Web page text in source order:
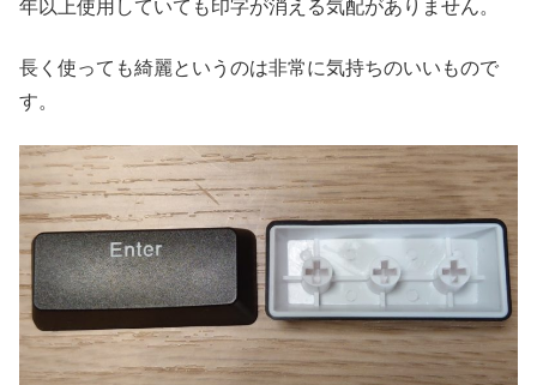
年以上使用していても印字が消える気配がありません。
長く使っても綺麗というのは非常に気持ちのいいもので
す。